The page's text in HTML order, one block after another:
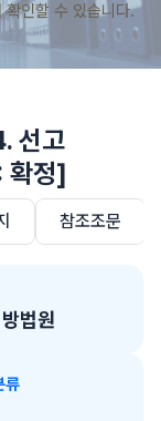
확인할 수 있습니다.
선고
확정]
참조조문
법원
류